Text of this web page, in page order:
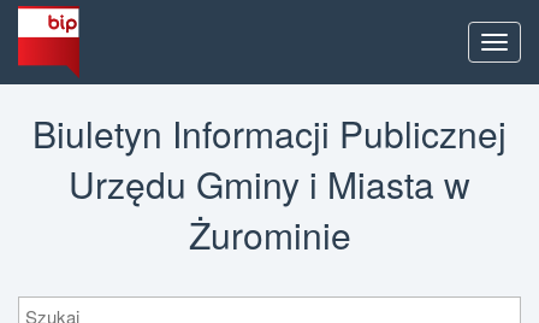
Menu
Biuletyn Informacji Publicznej
Urzędu Gminy i Miasta w
Żurominie
Szukaj